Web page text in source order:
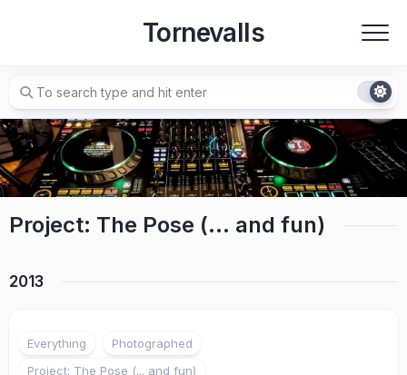
Tornevalls
Project: The Pose (… and fun)
2013
Everything
Photographed
Project: The Pose (... and fun)